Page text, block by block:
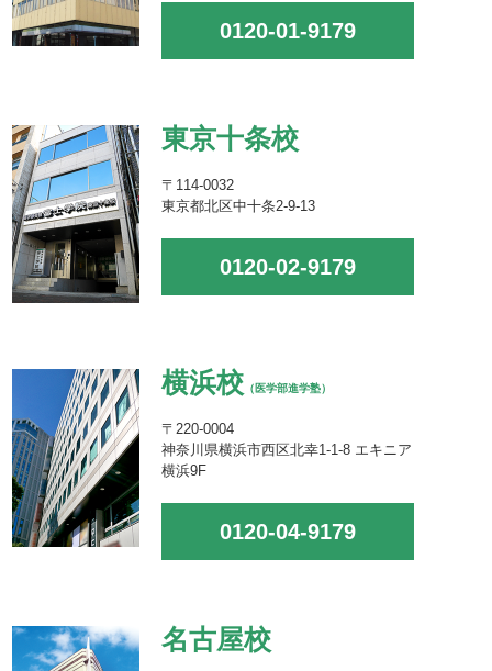
0120-01-9179
東京十条校
〒114-0032
東京都北区中十条2-9-13
0120-02-9179
横浜校 （医学部進学塾）
〒220-0004
神奈川県横浜市西区北幸1-1-8 エキニア
横浜9F
0120-04-9179
名古屋校